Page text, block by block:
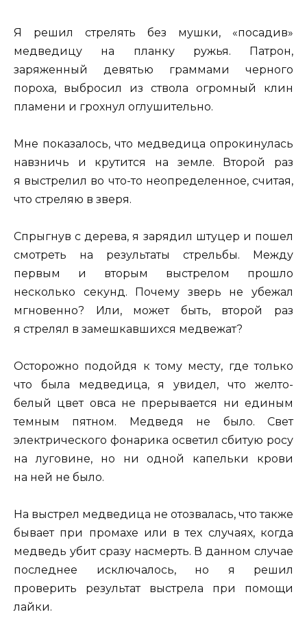
Я решил стрелять без мушки, «посадив»
медведицу на планку ружья. Патрон,
заряженный девятью граммами черного
пороха, выбросил из ствола огромный клин
пламени и грохнул оглушительно.
Мне показалось, что медведица опрокинулась
навзничь и крутится на земле. Второй раз
я выстрелил во что-то неопределенное, считая,
что стреляю в зверя.
Спрыгнув с дерева, я зарядил штуцер и пошел
смотреть на результаты стрельбы. Между
первым и вторым выстрелом прошло
несколько секунд. Почему зверь не убежал
мгновенно? Или, может быть, второй раз
я стрелял в замешкавшихся медвежат?
Осторожно подойдя к тому месту, где только
что была медведица, я увидел, что желто-
белый цвет овса не прерывается ни единым
темным пятном. Медведя не было. Свет
электрического фонарика осветил сбитую росу
на луговине, но ни одной капельки крови
на ней не было.
На выстрел медведица не отозвалась, что также
бывает при промахе или в тех случаях, когда
медведь убит сразу насмерть. В данном случае
последнее исключалось, но я решил
проверить результат выстрела при помощи
лайки.